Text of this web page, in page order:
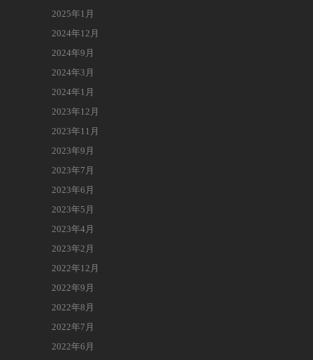
2025年1月
2024年12月
2024年9月
2024年3月
2024年1月
2023年12月
2023年11月
2023年9月
2023年7月
2023年6月
2023年5月
2023年4月
2023年2月
2022年12月
2022年9月
2022年8月
2022年7月
2022年6月